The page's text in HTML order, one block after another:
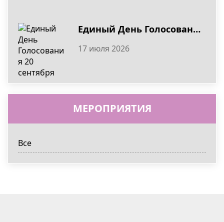
Единый День Голосования 20 сентября
17 июля 2026
МЕРОПРИЯТИЯ
Все